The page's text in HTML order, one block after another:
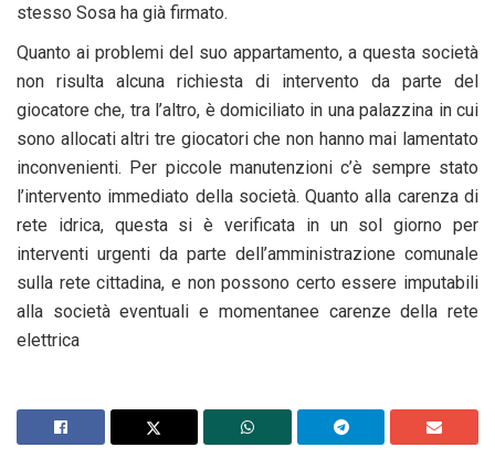
stesso Sosa ha già firmato.
Quanto ai problemi del suo appartamento, a questa società
non risulta alcuna richiesta di intervento da parte del
giocatore che, tra l’altro, è domiciliato in una palazzina in cui
sono allocati altri tre giocatori che non hanno mai lamentato
inconvenienti. Per piccole manutenzioni c’è sempre stato
l’intervento immediato della società. Quanto alla carenza di
rete idrica, questa si è verificata in un sol giorno per
interventi urgenti da parte dell’amministrazione comunale
sulla rete cittadina, e non possono certo essere imputabili
alla società eventuali e momentanee carenze della rete
elettrica